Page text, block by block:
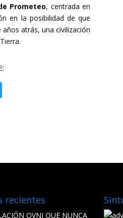
Prometeo, centrada en
en la posibilidad de que
años atrás, una civilización
recientes
OVNI QUE NUNCA